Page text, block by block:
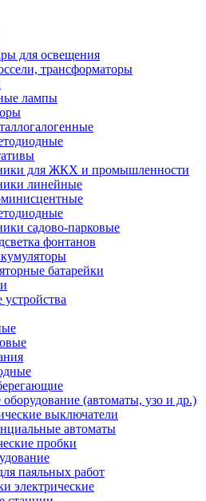
для освещения
трансформаторы
лампы
для ЖКХ и промышленности
линейные
садово-парковые
фонтанов
батарейки
устройства
оборудование (автоматы, узо и др.)
выключатели
автоматы
пробки
паяльных работ
электрические